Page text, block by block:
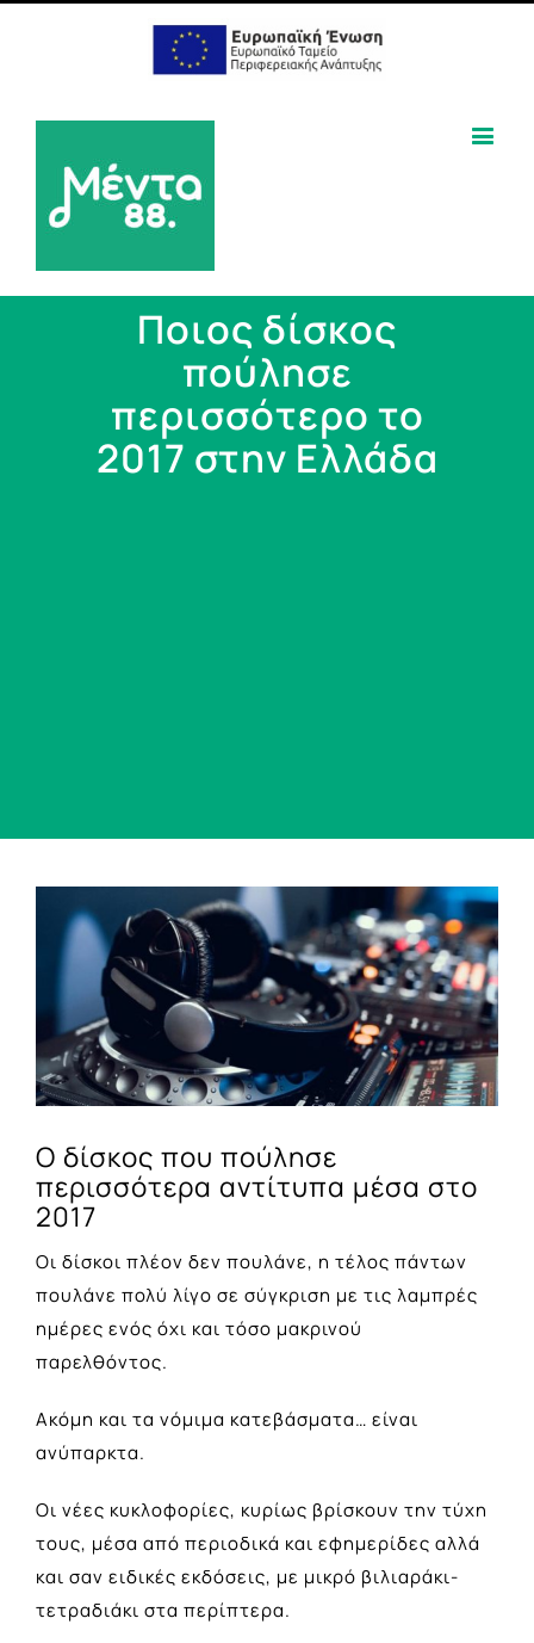
Ποιος δίσκος
πούλησε
περισσότερο το
2017 στην Ελλάδα
Larger
Ο δίσκος που πούλησε
περισσότερα αντίτυπα μέσα στο
2017
Οι δίσκοι πλέον δεν πουλάνε, η τέλος πάντων
πουλάνε πολύ λίγο σε σύγκριση με τις λαμπρές
ημέρες ενός όχι και τόσο μακρινού
παρελθόντος.
Ακόμη και τα νόμιμα κατεβάσματα… είναι
ανύπαρκτα.
Οι νέες κυκλοφορίες, κυρίως βρίσκουν την τύχη
τους, μέσα από περιοδικά και εφημερίδες αλλά
και σαν ειδικές εκδόσεις, με μικρό βιλιαράκι-
τετραδιάκι στα περίπτερα.